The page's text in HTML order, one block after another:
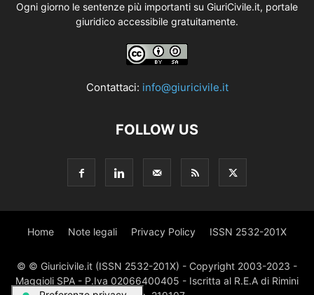
Ogni giorno le sentenze più importanti su GiuriCivile.it, portale
giuridico accessibile gratuitamente.
Contattaci: info@giuricivile.it
FOLLOW US
Home Note legali Privacy Policy ISSN 2532-201X
© © Giuricivile.it (ISSN 2532-201X) - Copyright 2003-2023 -
Maggioli SPA - P.Iva 02066400405 - Iscritta al R.E.A di Rimini